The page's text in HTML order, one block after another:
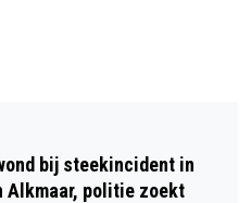
HOORNSE
TIJDENS
FESTIVAL OP
bij steekincident in
Alkmaar, politie zoekt